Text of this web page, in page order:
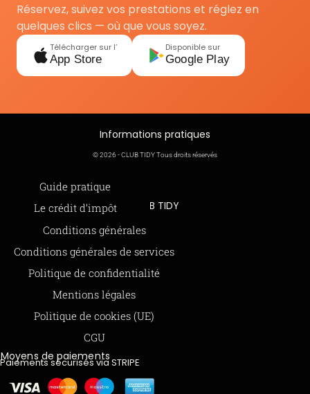
Réservez, suivez vos prestations et réglez en
quelques clics — où que vous soyez.
Télécharger sur l’
App Store
Disponible sur
Google Play
Informations pratiques
Guide pratique
Le crédit d’impôt
Offre de parrainage 50-50
FAQ
BLOG
© 2026 - CLUB TIDY Tous droits réservés
Informations légales
Conditions générales
Conditions générales de services
Politique de confidentialité
Mentions légales
Politique de cookies (UE)
CGU
CLUB TIDY
59000 LILLE
979 480 886 RCS LILLE Métropole
SAP / 979480886 Acte 2023-140
Moyens de paiements
Paiements sécurisés via STRIPE